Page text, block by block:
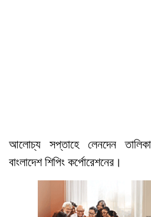
আলোচ্য সপ্তাহে লেনদেন
বাংলাদেশ শিপিং কর্পোরেশনের।